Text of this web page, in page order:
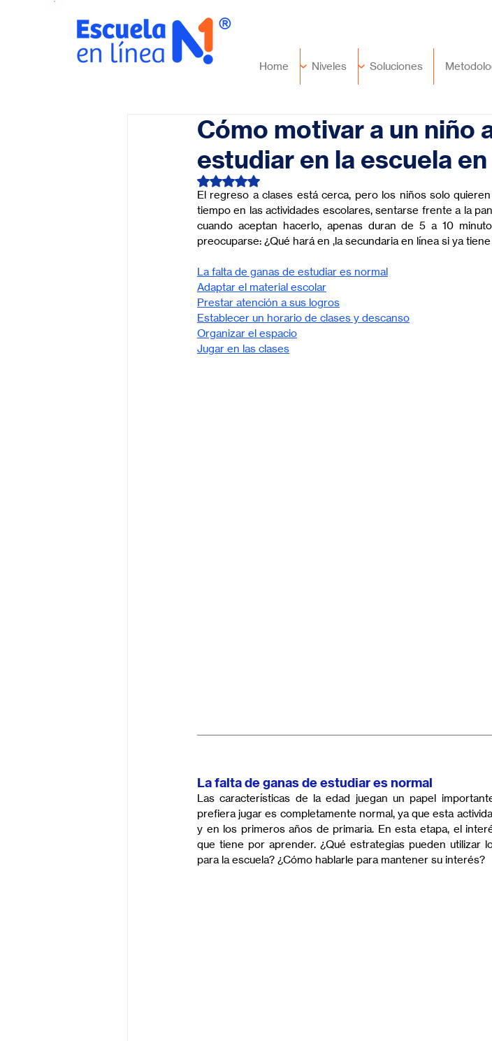
Home Niveles Soluciones
Cómo motivar a un niño
estudiar en la escuela
Obtuvo NaN de 5 estrellas.
El regreso a clases está cerca, pero los niños solo
tiempo en las actividades escolares, sentarse frente a la
cuando aceptan hacerlo, apenas duran de 5 a 10
preocuparse: ¿Qué hará en ,la secundaria en línea si ya
La falta de ganas de estudiar es normal
Adaptar el material escolar
Prestar atención a sus logros
Establecer un horario de clases y descanso
Organizar el espacio
Jugar en las clases
La falta de ganas de estudiar es normal
Las características de la edad juegan un papel
prefiera jugar es completamente normal, ya que esta
y en los primeros años de primaria. En esta etapa, el
que tiene por aprender. ¿Qué estrategias pueden utilizar
para la escuela? ¿Cómo hablarle para mantener su interés?